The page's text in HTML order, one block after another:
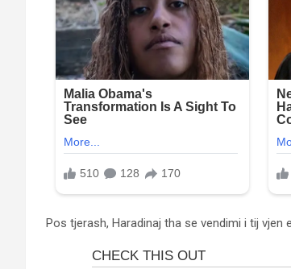
Pos tjerash, Haradinaj tha se vendimi i tij